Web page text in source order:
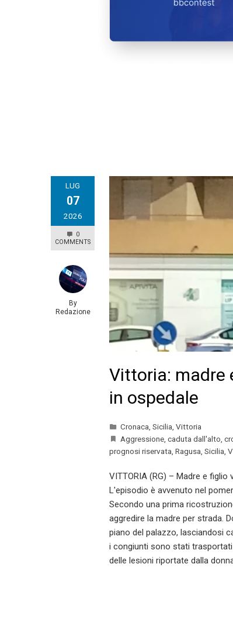
LUG
07
2026
0
COMMENTS
By
Redazione
Vittoria: madre
in ospedale
Cronaca Sicilia Vittoria
Aggressione caduta dall'alto
prognosi riservata Ragusa Sicilia
VITTORIA (RG) – Madre e
L'episodio è avvenuto nel
Secondo una prima
aggredire la madre per strada.
piano del palazzo, lasciandosi
i congiunti sono stati
delle lesioni riportate dalla